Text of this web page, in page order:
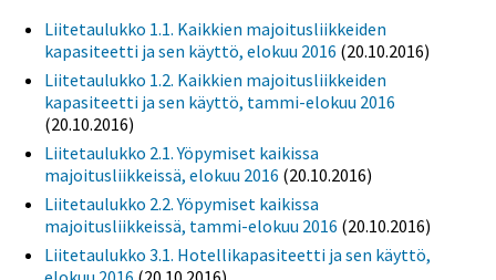
Liitetaulukko 1.1. Kaikkien majoitusliikkeiden
kapasiteetti ja sen käyttö, elokuu 2016 (20.10.2016)
Liitetaulukko 1.2. Kaikkien majoitusliikkeiden
kapasiteetti ja sen käyttö, tammi-elokuu 2016
(20.10.2016)
Liitetaulukko 2.1. Yöpymiset kaikissa
majoitusliikkeissä, elokuu 2016 (20.10.2016)
Liitetaulukko 2.2. Yöpymiset kaikissa
majoitusliikkeissä, tammi-elokuu 2016 (20.10.2016)
Liitetaulukko 3.1. Hotellikapasiteetti ja sen käyttö,